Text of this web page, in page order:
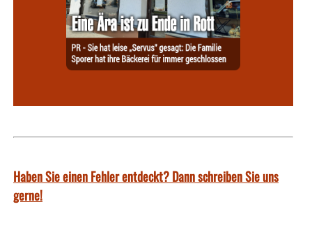
Haben Sie einen Fehler entdeckt? Dann schreiben Sie uns
gerne!